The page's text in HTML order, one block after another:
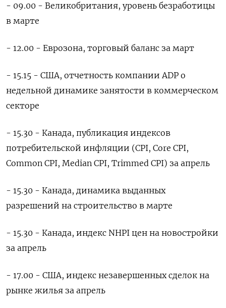
- 09.00 - Великобритания, уровень безработицы
в марте
- 12.00 - Еврозона, торговый баланс за март
- 15.15 - США, ‌отчетность компании ADP о
недельной динамике занятости в коммерческом
секторе
- 15.30 - Канада, публикация индексов
потребительской инфляции (CPI, Core CPI,
Common CPI, Median CPI, Trimmed CPI) за апрель
- 15.30 - Канада, динамика выданных
разрешений на строительство в марте
- 15.30 - Канада, индекс NHPI цен на ​новостройки
за апрель
- 17.00 - США, индекс незавершенных сделок на
рынке жилья за апрель